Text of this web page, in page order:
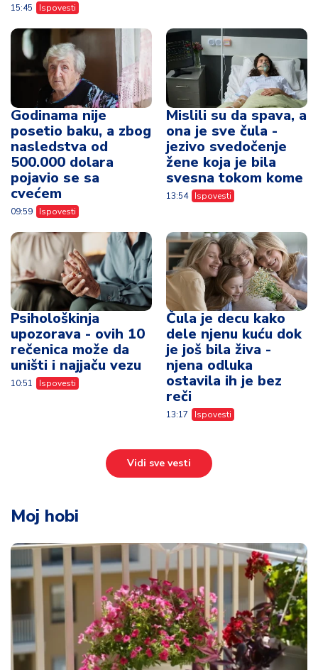
15:45 Ispovesti
Godinama nije
posetio baku, a zbog
nasledstva od
500.000 dolara
pojavio se sa
cvećem
09:59 Ispovesti
Mislili su da spava, a
ona je sve čula -
jezivo svedočenje
žene koja je bila
svesna tokom kome
13:54 Ispovesti
Psihološkinja
upozorava - ovih 10
rečenica može da
uništi i najjaču vezu
10:51 Ispovesti
Čula je decu kako
dele njenu kuću dok
je još bila živa -
njena odluka
ostavila ih je bez
reči
13:17 Ispovesti
Vidi sve vesti
Moj hobi